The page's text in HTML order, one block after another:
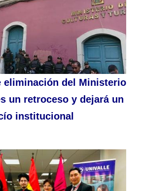
eliminación del Ministerio
un retroceso y dejará un
institucional